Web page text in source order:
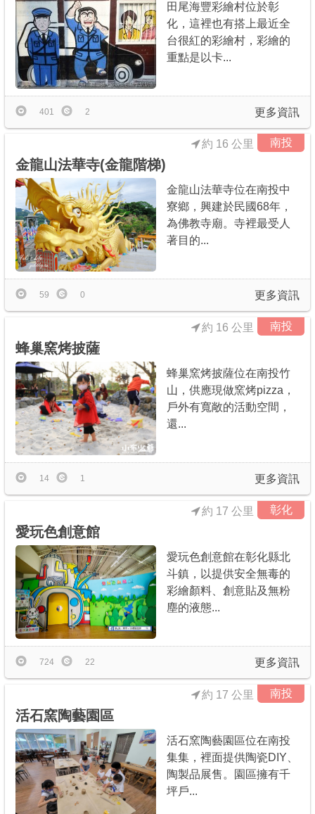
田尾海豐彩繪村位於彰
化，這裡也有搭上最近全
台很紅的彩繪村，彩繪的
重點是以卡...
更多資訊
401 2
南投
金龍山法華寺(金龍階梯)
約 16 公里
金龍山法華寺位在南投中
寮鄉，興建於民國68年，
為佛教寺廟。寺裡最受人
著目的...
更多資訊
59 0
南投
蜂巢窯烤披薩
約 16 公里
蜂巢窯烤披薩位在南投竹
山，供應現做窯烤pizza，
戶外有寬敞的活動空間，
還...
更多資訊
14 1
彰化
愛玩色創意館
約 17 公里
愛玩色創意館在彰化縣北
斗鎮，以提供安全無毒的
彩繪顏料、創意貼及無粉
塵的液態...
更多資訊
724 22
南投
活石窯陶藝園區
約 17 公里
活石窯陶藝園區位在南投
集集，裡面提供陶瓷DIY、
陶製品展售。園區擁有千
坪戶...